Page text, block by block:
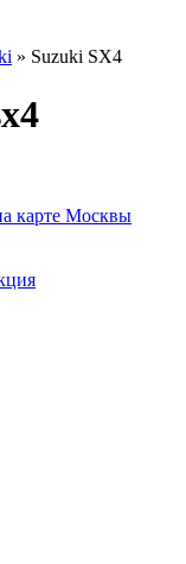
» Suzuki SX4
карте Москвы